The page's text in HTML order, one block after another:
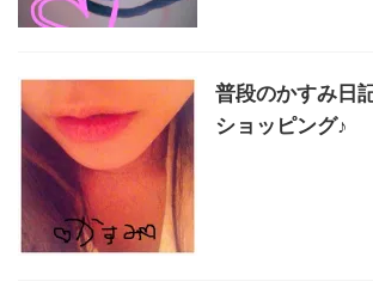
普段のかすみ日
ショッピング♪